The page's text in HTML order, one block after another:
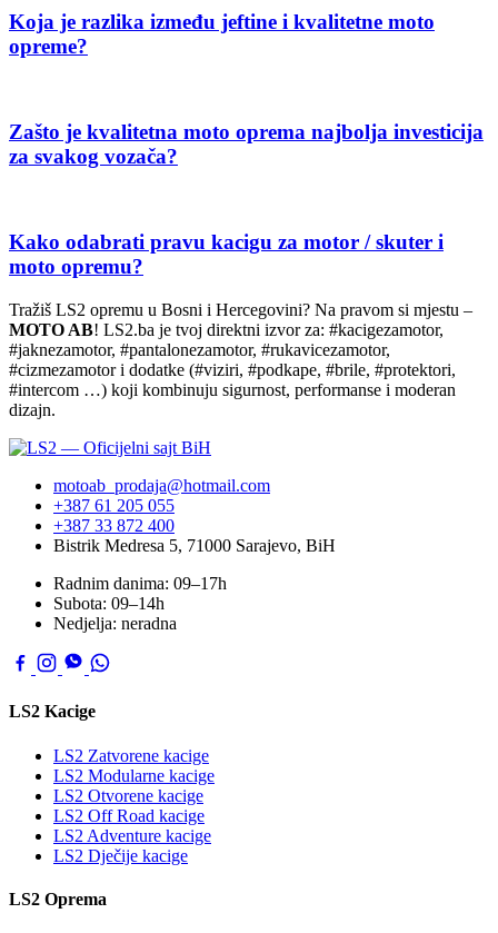
Koja je razlika između jeftine i kvalitetne moto
opreme?
Zašto je kvalitetna moto oprema najbolja investicija
za svakog vozača?
Kako odabrati pravu kacigu za motor / skuter i
moto opremu?
Tražiš LS2 opremu u Bosni i Hercegovini? Na pravom si mjestu –
MOTO AB! LS2.ba je tvoj direktni izvor za: #kacigezamotor,
#jaknezamotor, #pantalonezamotor, #rukavicezamotor,
#cizmezamotor i dodatke (#viziri, #podkape, #brile, #protektori,
#intercom …) koji kombinuju sigurnost, performanse i moderan
dizajn.
motoab_prodaja@hotmail.com
+387 61 205 055
+387 33 872 400
Bistrik Medresa 5, 71000 Sarajevo, BiH
Radnim danima: 09–17h
Subota: 09–14h
Nedjelja: neradna
LS2 Kacige
LS2 Zatvorene kacige
LS2 Modularne kacige
LS2 Otvorene kacige
LS2 Off Road kacige
LS2 Adventure kacige
LS2 Dječije kacige
LS2 Oprema